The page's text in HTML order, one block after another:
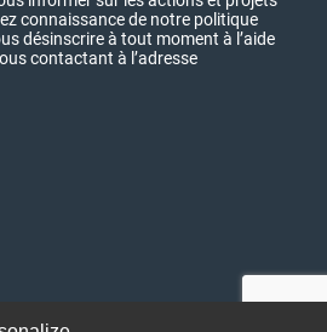
connaissance de notre politique
désinscrire à tout moment à l’aide
contactant à l’adresse